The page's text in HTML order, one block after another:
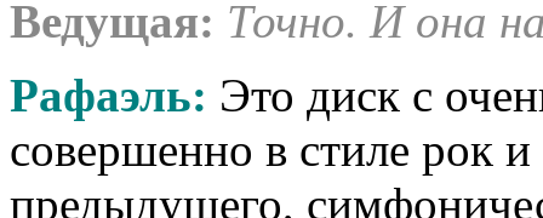
Ведущая: Точно. И она
Рафаэль: Это диск с
совершенно в стиле рок и
предыдущего,